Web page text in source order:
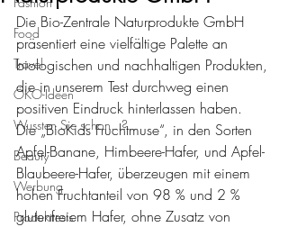
Food
Travel
ÖKO-Ideen
Wussten Sie schon...?
Beauty
Werbung
Produkttests
Die Bio-Zentrale Naturprodukte GmbH
präsentiert eine vielfältige Palette an
biologischen und nachhaltigen Produkten,
die in unserem Test durchweg einen
positiven Eindruck hinterlassen haben.
Die „BioKids Fruchtmuse“, in den Sorten
Apfel-Banane, Himbeere-Hafer, und Apfel-
Blaubeere-Hafer, überzeugen mit einem
hohen Fruchtanteil von 98 % und 2 %
glutenfreiem Hafer, ohne Zusatz von